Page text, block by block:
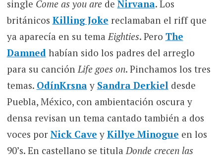
single Come as you arede Nirvana. Los
británicos Killing Joke reclamaban el riff que
ya aparecía en su temaEighties. Pero The
Damnedhabían sido los padres del arreglo
para su canciónLife goes on. Pinchamos los tres
temas. OdínKrsnay Sandra Derkieldesde
Puebla, México, con ambientación oscura y
densa revisan un tema cantado también a dos
voces por Nick Cave y Killye Minogue en los
90’s. En castellano se titulaDonde crecen las